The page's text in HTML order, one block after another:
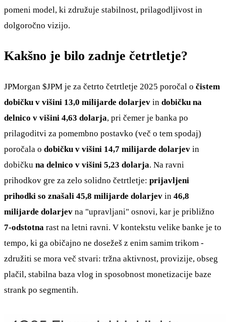
pomeni model, ki združuje stabilnost, prilagodljivost in
dolgoročno vizijo.
Kakšno je bilo zadnje četrtletje?
JPMorgan $JPM je za četrto četrtletje 2025 poročal o čistem
dobičku v višini 13,0 milijarde dolarjev in dobičku na
delnico v višini 4,63 dolarja, pri čemer je banka po
prilagoditvi za pomembno postavko (več o tem spodaj)
poročala o dobičku v višini 14,7 milijarde dolarjev in
dobičku na delnico v višini 5,23 dolarja. Na ravni
prihodkov gre za zelo solidno četrtletje: prijavljeni
prihodki so znašali 45,8 milijarde dolarjev in 46,8
milijarde dolarjev na "upravljani" osnovi, kar je približno
7-odstotna rast na letni ravni. V kontekstu velike banke je to
tempo, ki ga običajno ne dosežeš z enim samim trikom -
združiti se mora več stvari: tržna aktivnost, provizije, obseg
plačil, stabilna baza vlog in sposobnost monetizacije baze
strank po segmentih.